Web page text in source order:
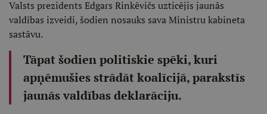
Valsts prezidents Edgars Rinkēvičs uzticējis jaunās
valdības izveidi, šodien nosauks sava Ministru kabineta
sastāvu.
Tāpat šodien politiskie spēki, kuri
apņēmušies strādāt koalīcijā, parakstīs
jaunās valdības deklarāciju.